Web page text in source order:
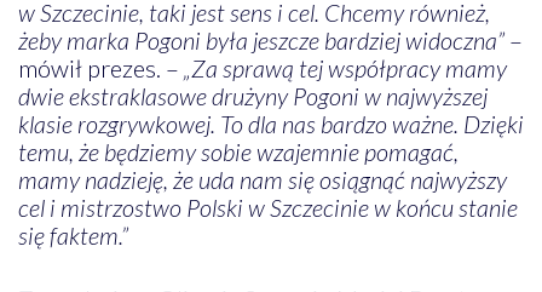
w Szczecinie, taki jest sens i cel. Chcemy również,
żeby marka Pogoni była jeszcze bardziej widoczna”–
mówił prezes. – „Za sprawą tej współpracy mamy
dwie ekstraklasowe drużyny Pogoni w najwyższej
klasie rozgrywkowej. To dla nas bardzo ważne. Dzięki
temu, że będziemy sobie wzajemnie pomagać,
mamy nadzieję, że uda nam się osiągnąć najwyższy
cel i mistrzostwo Polski w Szczecinie w końcu stanie
się faktem.”